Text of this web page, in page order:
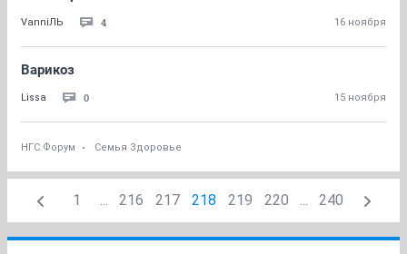
VanniЛЬ 4 16 ноября
Варикоз
Lissa 0 15 ноября
НГС.Форум Семья Здоровье
1 ... 216 217 218 219 220 ... 240